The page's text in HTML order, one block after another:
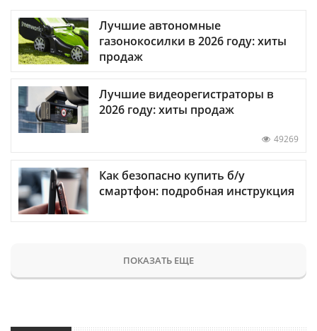
Лучшие автономные
газонокосилки в 2026 году: хиты
продаж
Лучшие видеорегистраторы в
2026 году: хиты продаж
49269
Как безопасно купить б/у
смартфон: подробная инструкция
ПОКАЗАТЬ ЕЩЕ